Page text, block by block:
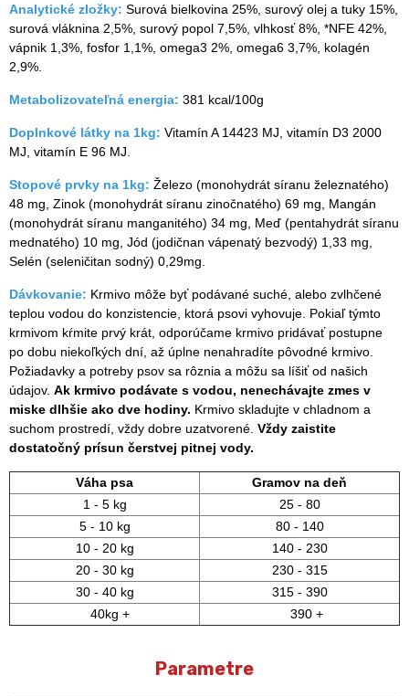
Analytické zložky: Surová bielkovina 25%, surový olej a tuky 15%,
surová vláknina 2,5%, surový popol 7,5%, vlhkosť 8%, *NFE 42%,
vápnik 1,3%, fosfor 1,1%, omega3 2%, omega6 3,7%, kolagén
2,9%.
Metabolizovateľná energia: 381 kcal/100g
Doplnkové látky na 1kg: Vitamín A 14423 MJ, vitamín D3 2000
MJ, vitamín E 96 MJ.
Stopové prvky na 1kg: Železo (monohydrát síranu železnatého)
48 mg, Zinok (monohydrát síranu zinočnatého) 69 mg, Mangán
(monohydrát síranu manganitého) 34 mg, Meď (pentahydrát síranu
mednatého) 10 mg, Jód (jodičnan vápenatý bezvodý) 1,33 mg,
Selén (seleničitan sodný) 0,29mg.
Dávkovanie: Krmivo môže byť podávané suché, alebo zvlhčené
teplou vodou do konzistencie, ktorá psovi vyhovuje. Pokiaľ týmto
krmivom kŕmite prvý krát, odporúčame krmivo pridávať postupne
po dobu niekoľkých dní, až úplne nenahradíte pôvodné krmivo.
Požiadavky a potreby psov sa rôznia a môžu sa líšiť od našich
údajov. Ak krmivo podávate s vodou, nenechávajte zmes v
miske dlhšie ako dve hodiny. Krmivo skladujte v chladnom a
suchom prostredí, vždy dobre uzatvorené. Vždy zaistite
dostatočný prísun čerstvej pitnej vody.
Váha psa
Gramov na deň
1 - 5 kg
25 - 80
5 - 10 kg
80 - 140
10 - 20 kg
140 - 230
20 - 30 kg
230 - 315
30 - 40 kg
315 - 390
40kg +
390 +
Parametre